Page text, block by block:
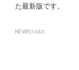
た最新版です。
NEWS(1032)